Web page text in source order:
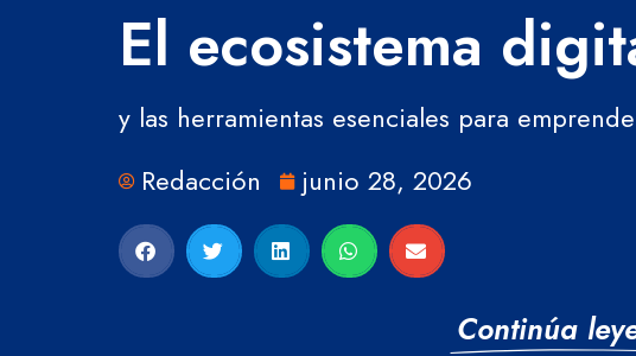
El ecosistema
y las herramientas esenciales para
Redacción
junio 28, 2026
Continúa